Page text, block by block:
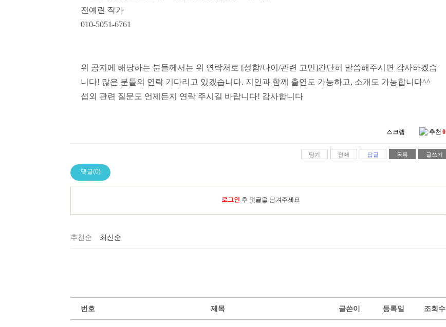
전예린 작가
010-5051-6761
위 공지에 해당하는 분들께서는 위 연락처로 [성함/나이 /관련 고민 ]간단히 말씀해주시면 감사하겠습
니다! 많은 분들의 연락 기다리고 있겠습니다. 지인과 함께 출연도 가능하고, 소개도 가능합니다^^
섭외 관련 질문도 언제든지 연락 주시길 바랍니다! 감사합니다
스크랩 추천 0
담기 인쇄 답글 목록 글쓰기
댓글(0)
로그인 후 덧글을 남겨주세요
추천순 최신순
번호 제목 글쓴이 등록일 조회수